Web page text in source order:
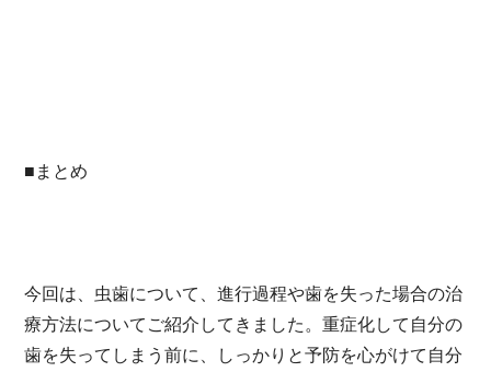
■まとめ
今回は、虫歯について、進行過程や歯を失った場合の治
療方法についてご紹介してきました。重症化して自分の
歯を失ってしまう前に、しっかりと予防を心がけて自分